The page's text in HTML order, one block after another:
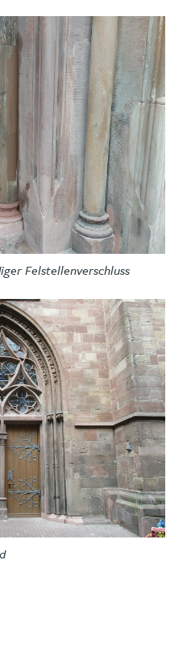
Felstellenverschluss